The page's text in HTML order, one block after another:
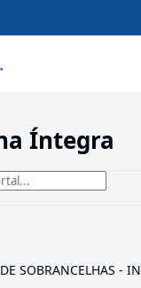
Íntegra
SOBRANCELHAS -